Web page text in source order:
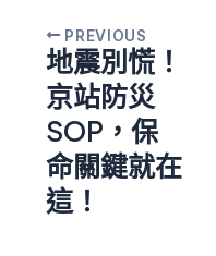
PREVIOUS
地震別慌！
京站防災
SOP，保
命關鍵就在
這！